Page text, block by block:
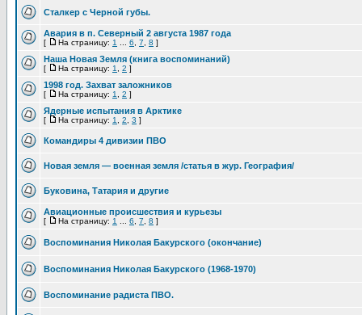
Сталкер с Черной губы.
Авария в п. Северный 2 августа 1987 года
[ На страницу: 1 6 7 8 ]
Наша Новая Земля (книга воспоминаний)
[ На страницу: 1 2 ]
1998 год. Захват заложников
[ На страницу: 1 2 ]
Ядерные испытания в Арктике
[ На страницу: 1 2 3 ]
Командиры 4 дивизии ПВО
Новая земля — военная земля /статья в жур. География/
Буковина, Татария и другие
Авиационные происшествия и курьезы
[ На страницу: 1 6 7 8 ]
Воспоминания Николая Бакурского (окончание)
Воспоминания Николая Бакурского (1968-1970)
Воспоминание радиста ПВО.